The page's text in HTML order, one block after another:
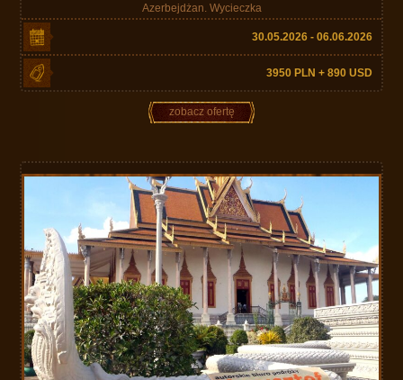
Azerbejdżan. Wycieczka
30.05.2026 - 06.06.2026
3950 PLN + 890 USD
zobacz ofertę